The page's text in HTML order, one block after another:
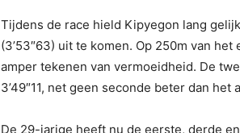
Tijdens de race hield Kipyegon lang
(3’53″63) uit te komen. Op 250m van
amper tekenen van vermoeidheid. De
3’49″11, net geen seconde beter dan
De 29-jarige heeft nu de eerste, derde